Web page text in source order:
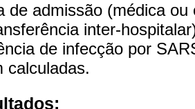
de admissão (médica
inter-
de infecção por
calculadas.